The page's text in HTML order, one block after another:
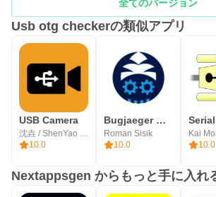
全てのバージョン
Usb otg checkerの類似アプリ
USB Camera
沈垚 / ShenYao China
10.0
Bugjaeger Mobile ADB - USB OTG
Roman Sisik
10.0
Kai
10.0
Nextappsgen からもっと手に入れ